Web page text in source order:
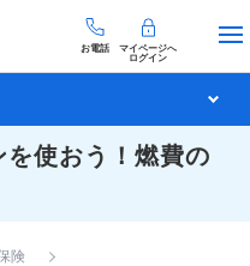
お電話
マイページへ
ログイン
使おう！燃費の
険